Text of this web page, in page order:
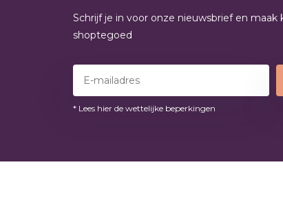
Schrijf je in voor onze nieuwsbrief en maak
shoptegoed
* Lees hier de wettelijke beperkingen